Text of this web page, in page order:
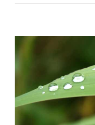
Sodales